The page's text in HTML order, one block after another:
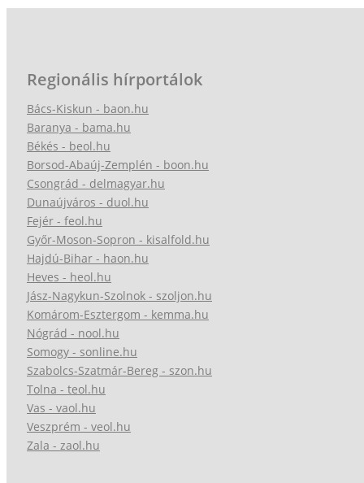
Regionális hírportálok
Bács-Kiskun - baon.hu
Baranya - bama.hu
Békés - beol.hu
Borsod-Abaúj-Zemplén - boon.hu
Csongrád - delmagyar.hu
Dunaújváros - duol.hu
Fejér - feol.hu
Győr-Moson-Sopron - kisalfold.hu
Hajdú-Bihar - haon.hu
Heves - heol.hu
Jász-Nagykun-Szolnok - szoljon.hu
Komárom-Esztergom - kemma.hu
Nógrád - nool.hu
Somogy - sonline.hu
Szabolcs-Szatmár-Bereg - szon.hu
Tolna - teol.hu
Vas - vaol.hu
Veszprém - veol.hu
Zala - zaol.hu